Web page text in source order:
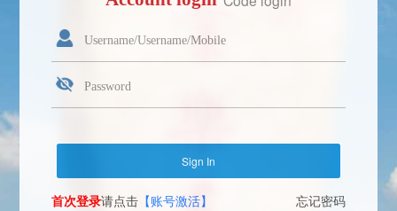
首次登录请点击 【账号激活】 忘记密码